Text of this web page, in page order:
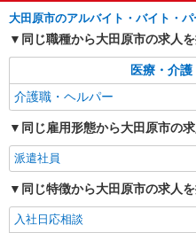
株式会社kotrio /●UT-H-1732749
サ高住職員＊
時でね、帰ら
時給1500
大田原市
株式会社kotrio /●UT-H-1816013
大田原市のアルバイト・バイト・
同じ職種から大田原市の求人
医療・介
介護職・ヘルパー
同じ雇用形態から大田原市の
派遣社員
同じ特徴から大田原市の求人
入社日応相談